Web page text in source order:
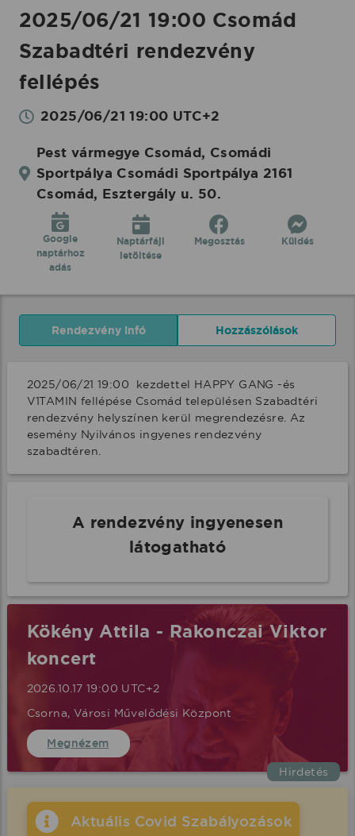
2025/06/21 19:00 Csomád
Szabadtéri rendezvény
fellépés
2025/06/21 19:00 UTC+2
Pest vármegye Csomád, Csomádi
Sportpálya Csomádi Sportpálya 2161
Csomád, Esztergály u. 50.
Google
naptárhoz
adás
Naptárfájl
letöltése
Megosztás Küldés
Rendezvény infó Hozzászólások
2025/06/21 19:00  kezdettel HAPPY GANG -és
V1TAMIN fellépése Csomád településen Szabadtéri
rendezvény helyszínen kerül megrendezésre. Az
esemény Nyilvános ingyenes rendezvény
szabadtéren.
A rendezvény ingyenesen
látogatható
Hirdetés
Kökény Attila - Rakonczai Viktor
koncert
2026.10.17 19:00 UTC+2
Csorna, Városi Művelődési Központ
Megnézem
Aktuális Covid Szabályozások